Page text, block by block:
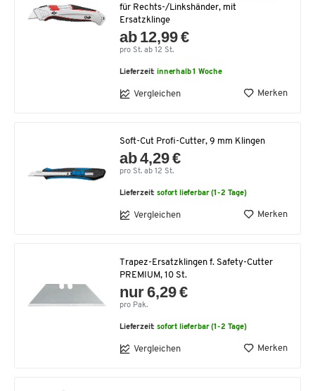
für Rechts-/Linkshänder, mit
Ersatzklinge
ab 12,99 €
pro St. ab 12 St.
Lieferzeit:innerhalb 1 Woche
Vergleichen Merken
Soft-Cut Profi-Cutter, 9 mm Klingen
ab 4,29 €
pro St. ab 12 St.
Lieferzeit:sofort lieferbar (1-2 Tage)
Vergleichen Merken
Trapez-Ersatzklingen f. Safety-Cutter
PREMIUM, 10 St.
nur 6,29 €
pro Pak.
Lieferzeit:sofort lieferbar (1-2 Tage)
Vergleichen Merken